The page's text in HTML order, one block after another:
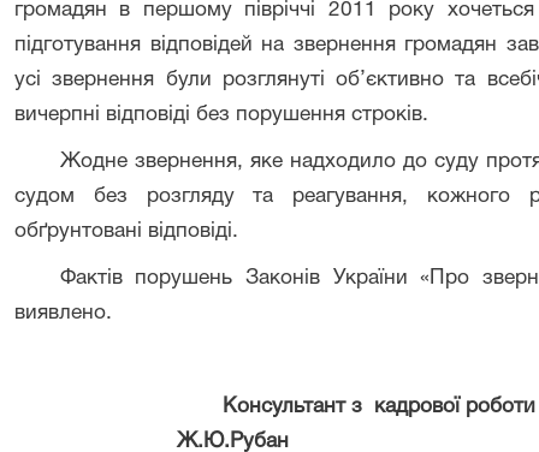
громадян в першому півріччі 2011 року
підготування відповідей на звернення громадян
усі звернення були розглянуті об’єктивно та
вичерпні відповіді без порушення строків.
Жодне звернення, яке надходило до суду
судом без розгляду та реагування, кожного
обґрунтовані відповіді.
Фактів порушень Законів України «Про
виявлено.
Консультант з
Ж.Ю.Рубан